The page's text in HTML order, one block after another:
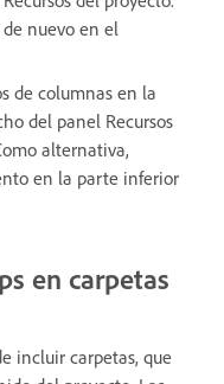
nuevo en el
de columnas en la
del panel Recursos
alternativa,
en la parte inferior
en carpetas
incluir carpetas, que